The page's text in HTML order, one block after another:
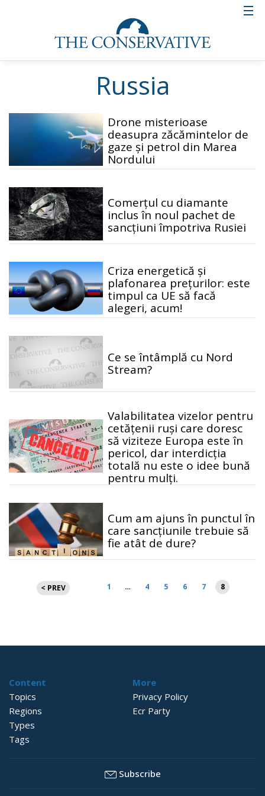
Russia
Drone misterioase
deasupra zăcămintelor de
gaze și petrol din Marea
Nordului
Comerțul cu diamante
inclus în noul pachet de
sancțiuni împotriva Rusiei
Criza energetică și
plafonarea prețurilor: este
timpul ca UE să facă
alegeri, acum!
Ce se întâmplă cu Nord
Stream?
Valabilitatea vizelor pentru
cetățenii ruși care doresc
să viziteze Europa este în
pericol, dar interdicția
totală nu este o idee bună
pentru mulți.
Cum am ajuns în punctul în
care sancțiunile trebuie să
fie atât de dure?
Paginație
articole
< PREV 1 … 4 5 6 7 8
Content
Topics
Regions
Types
Tags
More
Privacy Policy
Ecr Party
Subscribe